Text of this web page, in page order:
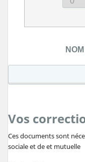
Vos
Ces documents sont nécessaires
sociale et de et mutuelle